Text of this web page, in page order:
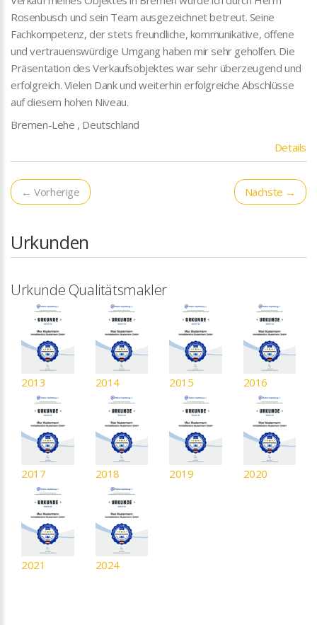
Rosenbusch und sein Team ausgezeichnet betreut. Seine
Fachkompetenz, der stets freundliche, kommunikative, offene
und vertrauenswürdige Umgang haben mir sehr geholfen. Die
Präsentation des Verkaufsobjektes war sehr überzeugend und
erfolgreich. Vielen Dank und weiterhin erfolgreiche Abschlüsse
auf diesem hohen Niveau.
Bremen-Lehe , Deutschland
Details
← Vorherige Nächste →
Urkunden
Urkunde Qualitätsmakler
2013 2014 2015 2016
2017 2018 2019 2020
2021 2024